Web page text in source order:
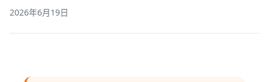
2026年6月19日